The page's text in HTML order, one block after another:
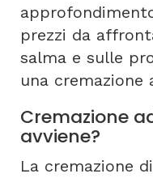
prezzi da
salma e sulle
una cremazione
Cremazione
avviene?
La cremazione